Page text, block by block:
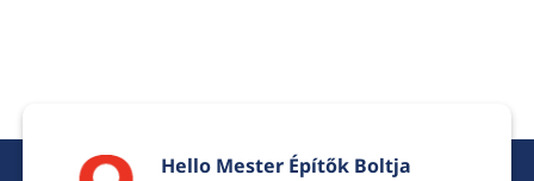
Hello Mester Építők Boltja